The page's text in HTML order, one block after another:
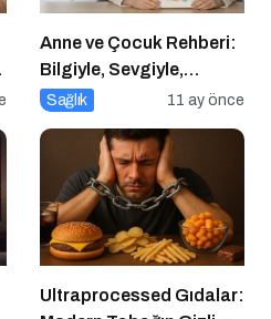
Anne ve Çocuk Rehberi:
Bilgiyle, Sevgiyle,
Güvenle
Sağlık 11 ay önce
Ultraprocessed Gıdalar: